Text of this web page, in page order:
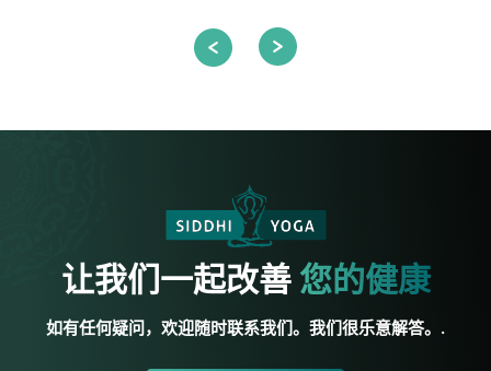
让我们一起改善 您的健康
如有任何疑问，欢迎随时联系我们。我们很乐意解答。.